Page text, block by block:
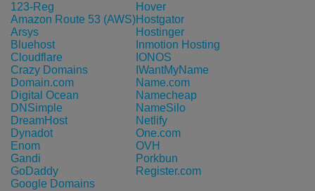
123-Reg
Hover
Amazon Route 53 (AWS)Hostgator
Arsys
Hostinger
Bluehost
Inmotion Hosting
Cloudflare
IONOS
Crazy Domains
IWantMyName
Domain.com
Name.com
Digital Ocean
Namecheap
DNSimple
NameSilo
DreamHost
Netlify
Dynadot
One.com
Enom
OVH
Gandi
Porkbun
GoDaddy
Register.com
Google Domains